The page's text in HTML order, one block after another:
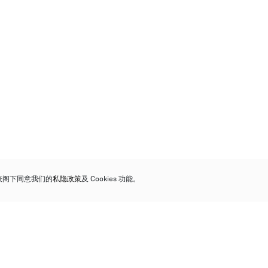
下同意我们的私隐政策及 Cookies 功能。